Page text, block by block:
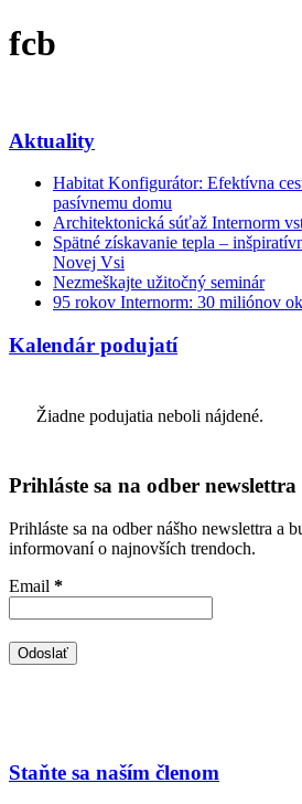
fcb
Aktuality
Habitat Konfigurátor: Efektívna
pasívnemu domu
Architektonická súťaž Internorm
Spätné získavanie tepla –
Novej Vsi
Nezmeškajte užitočný seminár
95 rokov Internorm: 30 miliónov
Kalendár podujatí
Žiadne podujatia neboli nájdené.
Prihláste sa na odber newslettra
Prihláste sa na odber nášho newslettra a
informovaní o najnovších trendoch.
Email *
Staňte sa naším členom